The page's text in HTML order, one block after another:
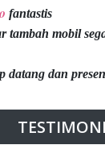
fantastis
tambah mobil
datang dan
TESTIMONI